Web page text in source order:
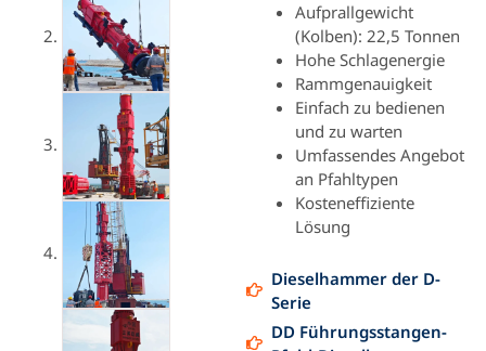
Aufprallgewicht
(Kolben): 22,5 Tonnen
Hohe Schlagenergie
Rammgenauigkeit
Einfach zu bedienen
und zu warten
Umfassendes Angebot
an Pfahltypen
Kosteneffiziente
Lösung
Dieselhammer der D-
Serie
DD Führungsstangen-